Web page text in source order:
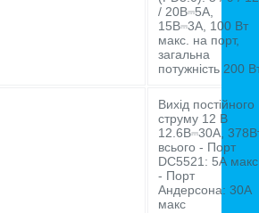
/ 20В⎓5А,
15В⎓3А, 100 Вт
макс. на порт,
загальна
потужність 200
Вихід постійного
струму 12 В
12.6В⎓30А,
всього - Порт
DC5521: 5А
- Порт
Андерсона: 30А
макс